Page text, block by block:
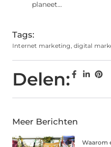
planeet...
Tags:
Internet marketing,digital
Delen:
Meer Berichten
Waarom